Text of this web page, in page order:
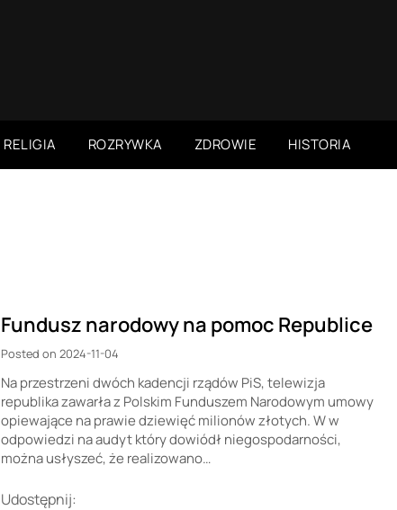
RELIGIA ROZRYWKA ZDROWIE HISTORIA
Fundusz narodowy na pomoc Republice
Posted on 2024-11-04
Na przestrzeni dwóch kadencji rządów PiS, telewizja
republika zawarła z Polskim Funduszem Narodowym umowy
opiewające na prawie dziewięć milionów złotych. W w
odpowiedzi na audyt który dowiódł niegospodarności,
można usłyszeć, że realizowano…
Udostępnij: